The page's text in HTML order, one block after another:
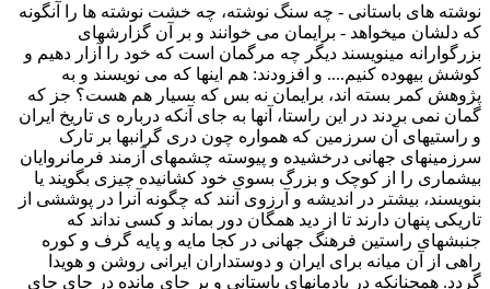
نوشته های باستانی - چه سنگ نوشته، چه خشت نوشته ها را آنگونه
که دلشان میخواهد - برایمان می خوانند و بر آن گزارشهای
بزرگوارانه مینویسند دیگر چه مرگمان است که خود را آزار دهیم و
کوشش بیهوده کنیم.... و افزودند: هم اینها که می نویسند و به
پژوهش کمر بسته اند، برایمان نه بس که بسیار هم هست؟ جز که
گمان نمی بردند در این راستا، آنها به جای آنکه درباره ی تاریخ ایران
و راستیهای آن سرزمین که همواره چون دری گرانبها بر تارک
سرزمینهای جهانی درخشیده و پیوسته چشمهای آزمند فرمانروایان
بیشماری را از کوچک و بزرگ بسوی خود کشانیده چیزی بگویند یا
بنویسند، بیشتر در اندیشه و آرزوی آنند که چگونه آنرا در پوششی از
تاریکی پنهان دارند تا از دید همگان دور بماند و کسی نداند که
جنبشهای راستین فرهنگ جهانی در کجا مایه و پایه گرف و کوره
راهی از آن میانه برای ایران و دوستداران ایرانی روشن و هویدا
گردد. همچنانکه در یادمانهای باستانی و بر جای مانده در جای جای